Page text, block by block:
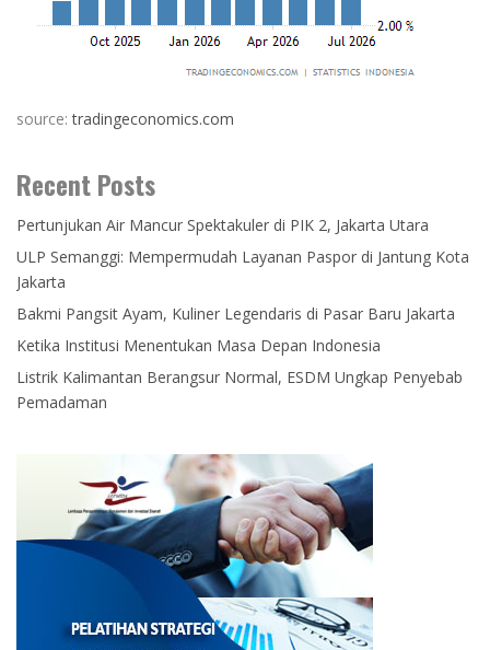
source:tradingeconomics.com
Recent Posts
Pertunjukan Air Mancur Spektakuler di PIK 2, Jakarta Utara
ULP Semanggi: Mempermudah Layanan Paspor di Jantung Kota
Jakarta
Bakmi Pangsit Ayam, Kuliner Legendaris di Pasar Baru Jakarta
Ketika Institusi Menentukan Masa Depan Indonesia
Listrik Kalimantan Berangsur Normal, ESDM Ungkap Penyebab
Pemadaman